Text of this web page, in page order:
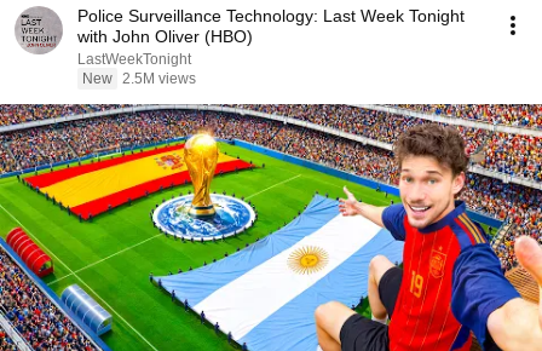
Police Surveillance Technology: Last Week Tonight
with John Oliver (HBO)
LastWeekTonight
New 2.5M views